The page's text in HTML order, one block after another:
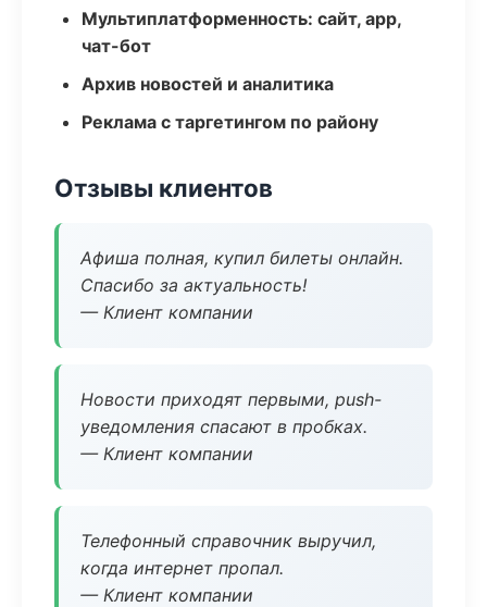
Мультиплатформенность: сайт, app,
чат-бот
Архив новостей и аналитика
Реклама с таргетингом по району
Отзывы клиентов
Афиша полная, купил билеты онлайн.
Спасибо за актуальность!
— Клиент компании
Новости приходят первыми, push-
уведомления спасают в пробках.
— Клиент компании
Телефонный справочник выручил,
когда интернет пропал.
— Клиент компании